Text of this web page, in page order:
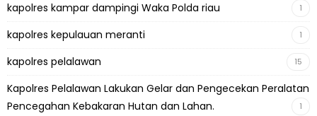
kapolres kampar dampingi Waka Polda riau 1
kapolres kepulauan meranti 1
kapolres pelalawan 15
Kapolres Pelalawan Lakukan Gelar dan Pengecekan Peralatan
Pencegahan Kebakaran Hutan dan Lahan.
1